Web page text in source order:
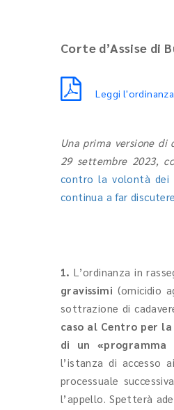
Corte d’Assise di
Leggi l'ordinanza
Una prima versione
29 settembre 2023,
contro la volontà dei
continua a far discutere
1. L’ordinanza in
gravissimi (omicidio
sottrazione di
caso al Centro per
di un
l’istanza di accesso
processuale
l’appello. Spetterà